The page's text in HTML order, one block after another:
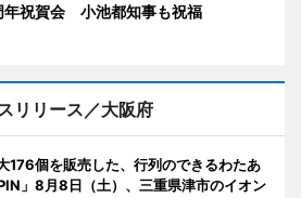
年祝賀会 小池都知事も祝福
リリース／大阪府
176個を販売した、行列のできるわたあ
」8月8日（土）、三重県津市のイオン